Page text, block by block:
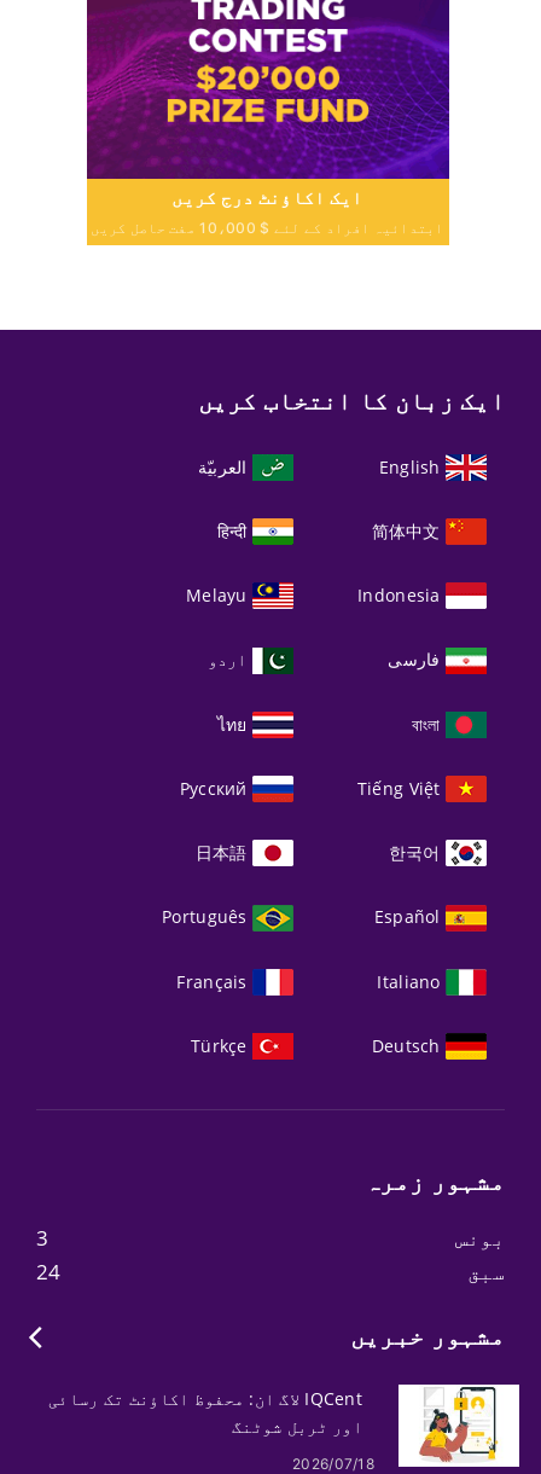
ایک اکاؤنٹ درج کریں
ابتدائیہ افراد کے لئے $ 10،000 مفت حاصل کریں
ایک زبان کا انتخاب کریں
English العربيّة
简体中文
हिन्दी
Indonesia
Melayu
فارسی اردو
বাংলা
ไทย
Tiếng Việt
Русский
한국어
日本語
Español
Português
Italiano
Français
Deutsch
Türkçe
مشہور زمرہ
3
بونس
24
سبق
مشہور خبریں
IQCent لاگ ان: محفوظ اکاؤنٹ تک رسائی
اور ٹربل شوٹنگ
2026/07/18